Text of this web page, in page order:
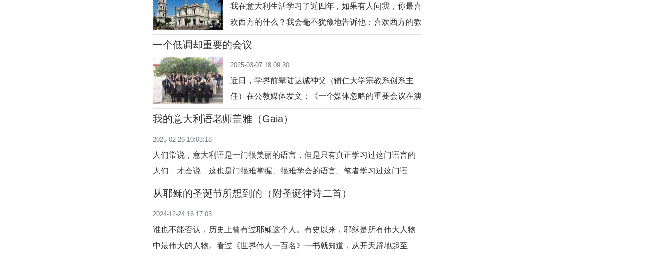
法语。在书本上，算是对法国的方方面面，知道的相当
多了。到欧洲后
我在意大利生活学习了近四年，如果有人问我，你最喜
欢西方的什么？我会毫不犹豫地告诉他：喜欢西方的教
堂。大大小小的教堂，各式各样的教堂。真的喜欢！记
把自已解放出来，背着书包，带一些面包，带一瓶矿泉
水，就去罗马城里，参观教堂，朝拜这里的圣堂；以一
颗朝圣者的心
一个低调却重要的会议
2025-03-07 18:09:30
近日，学界前辈陆达诚神父（辅仁大学宗教系创系主
任）在公教媒体发文：《一个媒体忽略的重要会议在澳
门举行》，介绍去年12月在澳门举办的“第十三届天主
况。天主教研究青年学者论坛举办过很多届，但这一届
比较特别，是为纪
我的意大利语老师盖雅（Gaia）
2025-02-26 10:03:18
人们常说，意大利语是一门很美丽的语言，但是只有真正学习过这门语言的
人们，才会说，这也是门很难掌握、很难学会的语言。笔者学习过这门语
言，深知其中甘苦。我在学习这门语言的过程中，先后遇见过许多很优秀的
的是我的这门语言的启蒙老师——盖雅（G
从耶稣的圣诞节所想到的（附圣诞律诗二首）
2024-12-24 16:17:03
谁也不能否认，历史上曾有过耶稣这个人。有史以来，耶稣是所有伟大人物
中最伟大的人物。看过《世界伟人一百名》一书就知道，从开天辟地起至